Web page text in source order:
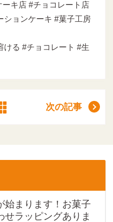
キ店 #チョコレート店
ションケーキ #菓子工房
ける #チョコレート #生
次の記事
始まります！お菓子
せラッピングありま